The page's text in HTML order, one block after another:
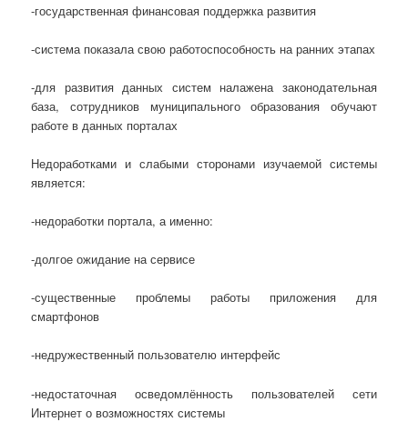
-государственная финансовая поддержка развития
-система показала свою работоспособность на ранних этапах
-для развития данных систем налажена законодательная
база, сотрудников муниципального образования обучают
работе в данных порталах
Недоработками и слабыми сторонами изучаемой системы
является:
-недоработки портала, а именно:
-долгое ожидание на сервисе
-существенные проблемы работы приложения для
смартфонов
-недружественный пользователю интерфейс
-недостаточная осведомлённость пользователей сети
Интернет о возможностях системы